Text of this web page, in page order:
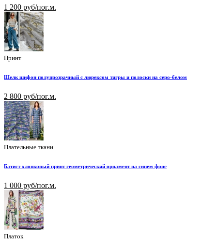
1 200 руб/пог.м.
Принт
Шелк шифон полупрозрачный с люрексом тигры и полоски на серо-белом
2 800 руб/пог.м.
Плательные ткани
Батист хлопковый принт геометрический орнамент на синем фоне
1 000 руб/пог.м.
Платок